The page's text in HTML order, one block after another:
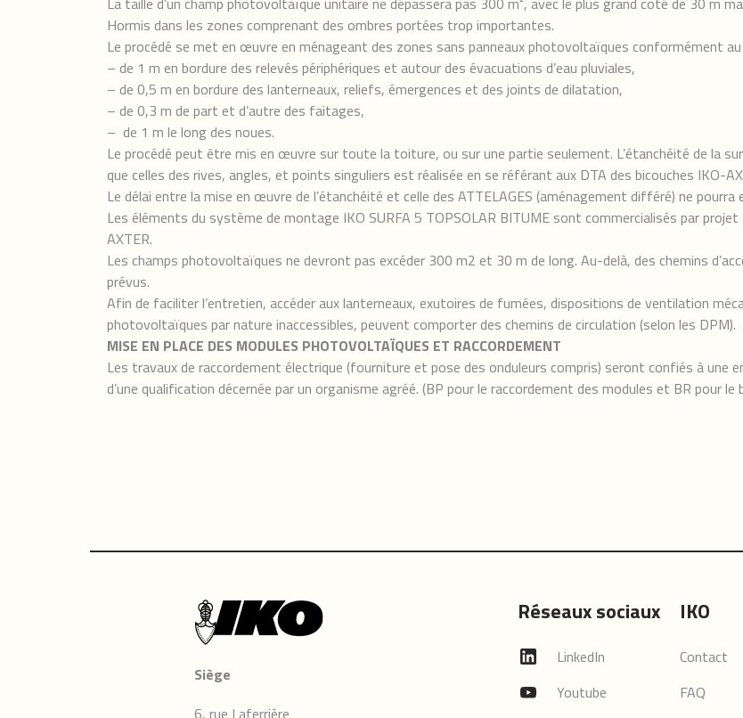
Hormis dans les zones comprenant des ombres portées trop importantes.
Le procédé se met en œuvre en ménageant des zones sans panneaux photovoltaïques conformément au
– de 1 m en bordure des relevés périphériques et autour des évacuations d’eau pluviales,
– de 0,5 m en bordure des lanterneaux, reliefs, émergences et des joints de dilatation,
– de 0,3 m de part et d’autre des faitages,
– de 1 m le long des noues.
Le procédé peut être mis en œuvre sur toute la toiture, ou sur une partie seulement. L’étanchéité de la
que celles des rives, angles, et points singuliers est réalisée en se référant aux DTA des bicouches IKO-
Le délai entre la mise en œuvre de l’étanchéité et celle des ATTELAGES (aménagement différé) ne pourra
Les éléments du système de montage IKO SURFA 5 TOPSOLAR BITUME sont commercialisés par
AXTER.
Les champs photovoltaïques ne devront pas excéder 300 m2 et 30 m de long. Au-delà, des chemins
prévus.
Afin de faciliter l’entretien, accéder aux lanterneaux, exutoires de fumées, dispositions de ventilation
photovoltaïques par nature inaccessibles, peuvent comporter des chemins de circulation (selon les DPM).
MISE EN PLACE DES MODULES PHOTOVOLTAÏQUES ET RACCORDEMENT
Les travaux de raccordement électrique (fourniture et pose des onduleurs compris) seront confiés à une
d’une qualification décernée par un organisme agréé. (BP pour le raccordement des modules et BR pour le
Siège
6, rue Laferrière
Réseaux sociaux
LinkedIn
Youtube
IKO
Contact
FAQ